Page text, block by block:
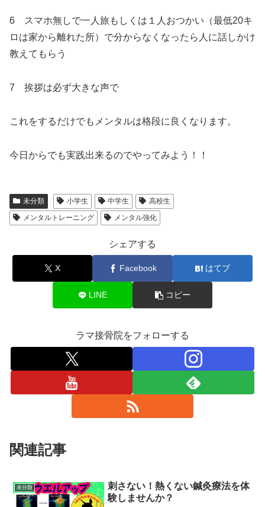
6 スマホ無しで一人旅もしくは１人おつかい（最低20キ
ロは家から離れた所）で分からなくなったら人に話しかけ
教えてもらう
7 挨拶は必ず大きな声で
これをするだけでもメンタルは格段に良くなります。
今日からでも実践出来るのでやってみよう！！
未分類 小学生 中学生
高校生
メンタルトレーニング
メンタル強化
シェアする
X Facebook はてブ
LINE コピー
ラマ接骨院をフォローする
関連記事
未分類
刺さない！熱くない鍼灸療法を体
験しませんか？